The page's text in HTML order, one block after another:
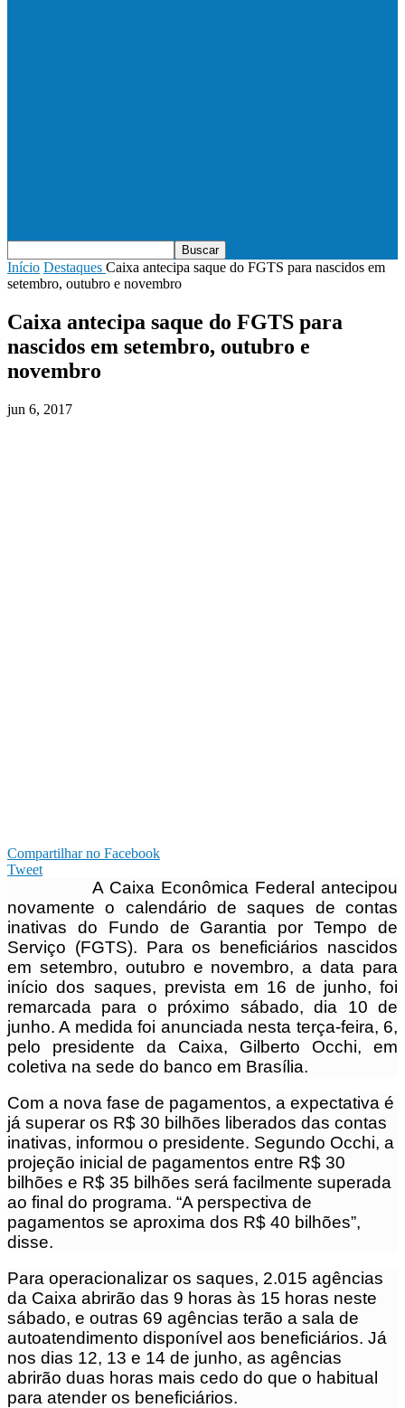
Início Destaques Caixa antecipa saque do FGTS para nascidos em
setembro, outubro e novembro
Caixa antecipa saque do FGTS para
nascidos em setembro, outubro e
novembro
jun 6, 2017
Compartilhar no Facebook
Tweet
A Caixa Econômica Federal antecipou
novamente o calendário de saques de contas
inativas do Fundo de Garantia por Tempo de
Serviço (FGTS). Para os beneficiários nascidos
em setembro, outubro e novembro, a data para
início dos saques, prevista em 16 de junho, foi
remarcada para o próximo sábado, dia 10 de
junho. A medida foi anunciada nesta terça-feira, 6,
pelo presidente da Caixa, Gilberto Occhi, em
coletiva na sede do banco em Brasília.
Com a nova fase de pagamentos, a expectativa é
já superar os R$ 30 bilhões liberados das contas
inativas, informou o presidente. Segundo Occhi, a
projeção inicial de pagamentos entre R$ 30
bilhões e R$ 35 bilhões será facilmente superada
ao final do programa. “A perspectiva de
pagamentos se aproxima dos R$ 40 bilhões”,
disse.
Para operacionalizar os saques, 2.015 agências
da Caixa abrirão das 9 horas às 15 horas neste
sábado, e outras 69 agências terão a sala de
autoatendimento disponível aos beneficiários. Já
nos dias 12, 13 e 14 de junho, as agências
abrirão duas horas mais cedo do que o habitual
para atender os beneficiários.